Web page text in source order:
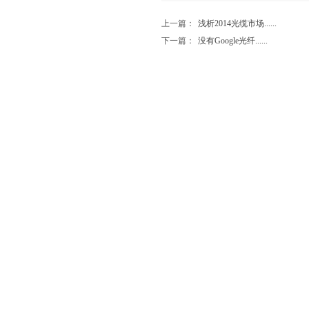
上一篇：
浅析2014光缆市场......
下一篇：
没有Google光纤......